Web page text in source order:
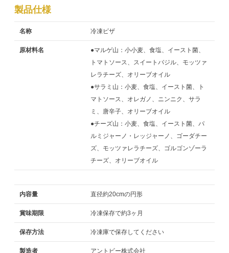
製品仕様
名称 冷凍ピザ
原材料名
●マルゲ山：小小麦、食塩、イースト菌、
トマトソース、スイートバジル、モッツァ
レラチーズ、オリーブオイル
●サラミ山：小麦、食塩、イースト菌、ト
マトソース、オレガノ、ニンニク、サラ
ミ、唐辛子、オリーブオイル
●チーズ山：小麦、食塩、イースト菌、パ
ルミジャーノ・レッジャーノ、ゴーダチー
ズ、モッツァレラチーズ、ゴルゴンゾーラ
チーズ、オリーブオイル
内容量 直径約20cmの円形
賞味期限 冷凍保存で約3ヶ月
保存方法 冷凍庫で保存してください
製造者 アントビー株式会社